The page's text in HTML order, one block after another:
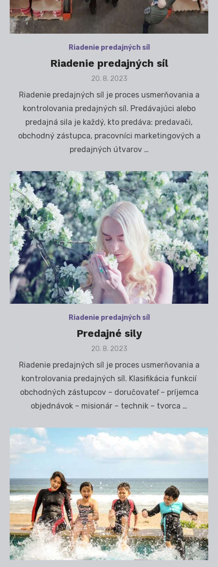
Riadenie predajných síl
Riadenie predajných síl
Posted
20. 8. 2023
Riadenie predajných síl je proces usmerňovania a
kontrolovania predajných síl. Predávajúci alebo
predajná sila je každý, kto predáva: predavači,
obchodný zástupca, pracovníci marketingových a
predajných útvarov …
Riadenie predajných síl
Predajné sily
Posted
20. 8. 2023
Riadenie predajných síl je proces usmerňovania a
kontrolovania predajných síl. Klasifikácia funkcií
obchodných zástupcov – doručovateľ – príjemca
objednávok – misionár – technik – tvorca …